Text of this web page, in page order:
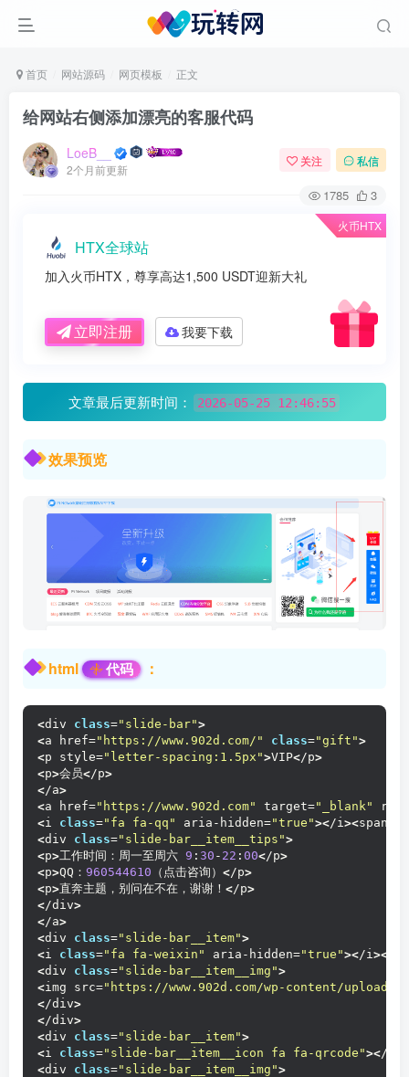
首页 网站源码 网页模板 正文
给网站右侧添加漂亮的客服代码
LoeB__
2个月前更新
关注 私信
1785 3
火币HTX
HTX全球站
加入火币HTX，尊享高达1,500 USDT迎新大礼
立即注册 我要下载
文章最后更新时间： 2026-05-25 12:46:55
效果预览
html 代码 ：
<div class="slide-bar">
<a href="https://www.902d.com/" class="gift">
<p style="letter-spacing:1.5px">VIP</p>
<p>会员</p>
</a>
<a href="https://www.902d.com" target="_blank"
rel=
<i class="fa fa-qq" aria-hidden="true"></i ><span
<div class="slide-bar__item__tips">
<p>工作时间：周一至周六 9 : 30 - 22 : 00</p>
<p>QQ： 960544610 （点击咨询） </p>
<p>直奔主题，别问在不在，谢谢！ </p>
</div>
</a>
<div class="slide-bar__item">
<i class="fa fa-weixin" aria-hidden="true"></i ><
<div class="slide-bar__item__img">
<img src="https://www.902d.com/wp-content/uploads/
</div>
</div>
<div class="slide-bar__item">
<i class="slide-bar__item__icon fa fa-qrcode"></i
<div class="slide-bar__item__img">